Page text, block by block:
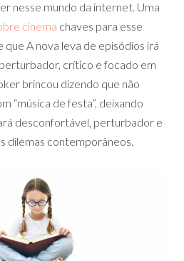
nesse mundo da internet. Uma
cinema chaves para esse
A nova leva de episódios irá
crítico e focado em
brincou dizendo que não
“música de festa”, deixando
desconfortável, perturbador e
dilemas contemporâneos.